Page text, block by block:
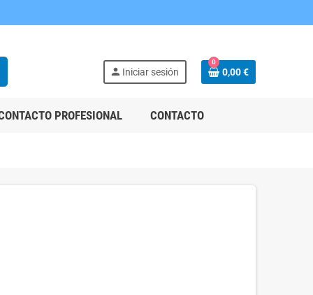
person Iniciar sesión
0
0,00 €
PROFESIONAL CONTACTO